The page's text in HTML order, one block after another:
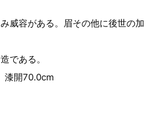
威容がある。眉その他に後世の加
である。
開70.0cm